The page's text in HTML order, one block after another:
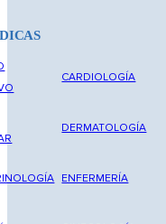
CARDIOLOGÍA
DERMATOLOGÍA
ENFERMERÍA